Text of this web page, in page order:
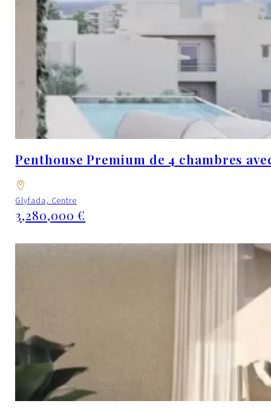
Penthouse Premium de 4 chambres
Glyfada, Centre
3,280,000 €